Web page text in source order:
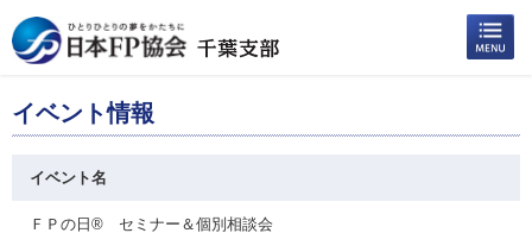
イベント情報
イベント名
ＦＰの日® セミナー＆個別相談会